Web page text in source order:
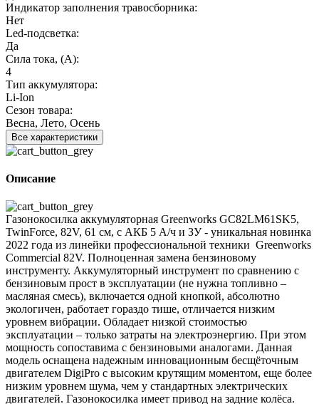
Индикатор заполнения травосборника:
Нет
Led-подсветка:
Да
Сила тока, (А):
4
Тип аккумулятора:
Li-Ion
Сезон товара:
Весна, Лето, Осень
Все характеристики
Описание
Газонокосилка аккумуляторная Greenworks GC82LM61SK5,
TwinForce, 82V, 61 см, с АКБ 5 А/ч и ЗУ - уникальная новинка
2022 года из линейки профессиональной техники Greenworks
Commercial 82V. Полноценная замена бензиновому
инструменту. Аккумуляторный инструмент по сравнению с
бензиновым прост в эксплуатации (не нужна топливно –
масляная смесь), включается одной кнопкой, абсолютно
экологичен, работает гораздо тише, отличается низким
уровнем вибрации. Обладает низкой стоимостью
эксплуатации – только затраты на электроэнергию. При этом
мощность сопоставима с бензиновыми аналогами. Данная
модель оснащена надежным инновационным бесщёточным
двигателем DigiPro с высоким крутящим моментом, еще более
низким уровнем шума, чем у стандартных электрических
двигателей. Газонокосилка имеет привод на задние колёса.